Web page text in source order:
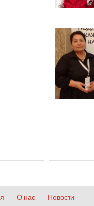
О нас Новости